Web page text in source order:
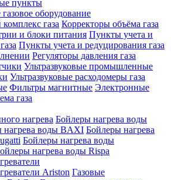
пункты
оборудование
газа Корректоры объёма газа
и блоки питания Пункты учета и
Пункты учета и редуцирования газа
Регуляторы давления газа
Ультразвуковые промышленные
Ультразвуковые расходомеры газа
Фильтры магнитные Электронные
газа
нагрева Бойлеры нагрева воды
нагрева воды BAXI Бойлеры нагрева
Бойлеры нагрева воды
нагрева воды Rispa
Ariston Газовые